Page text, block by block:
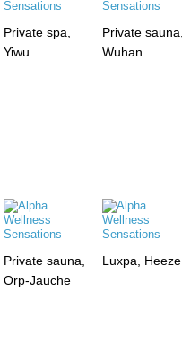
Private spa,
Yiwu
Private sauna,
Wuhan
Private sauna,
Orp-Jauche
Luxpa, Heeze